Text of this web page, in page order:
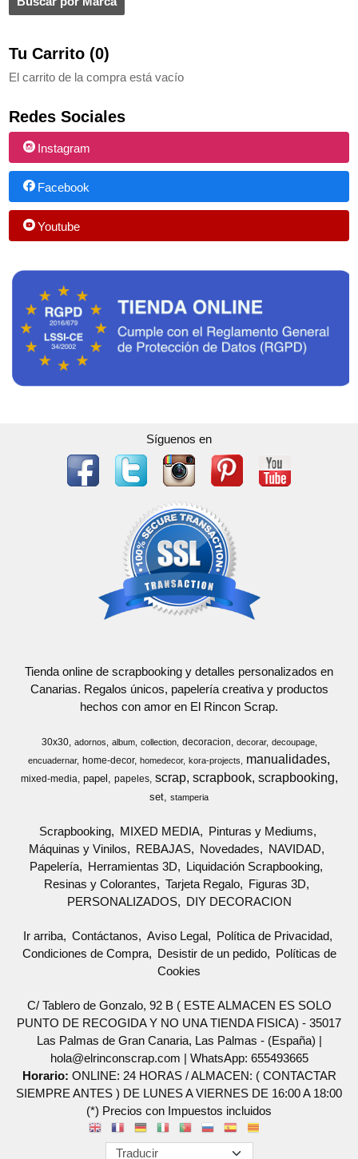
Tu Carrito (0)
El carrito de la compra está vacío
Redes Sociales
Instagram
Facebook
Youtube
Síguenos en
Tienda online de scrapbooking y detalles personalizados en
Canarias. Regalos únicos, papelería creativa y productos
hechos con amor en El Rincon Scrap.
30x30 adornos album collection decoracion decorar
decoupage
encuadernar
home-decor homedecor kora-projects manualidades
mixed-media papel papeles scrap scrapbook scrapbooking
set stamperia
Scrapbooking MIXED MEDIA
Pinturas y Mediums
Máquinas y Vinilos
REBAJAS Novedades
NAVIDAD
Papelería
Herramientas 3D
Liquidación Scrapbooking
Resinas y Colorantes
Tarjeta Regalo
Figuras 3D
PERSONALIZADOS
DIY DECORACION
Ir arriba Contáctanos Aviso Legal
Política de Privacidad
Condiciones de Compra
Desistir de un pedido
Políticas de
Cookies
C/ Tablero de Gonzalo, 92 B ( ESTE ALMACEN ES SOLO
PUNTO DE RECOGIDA Y NO UNA TIENDA FISICA) - 35017
Las Palmas de Gran Canaria, Las Palmas - (España) |
hola@elrinconscrap.com | WhatsApp: 655493665
Horario: ONLINE: 24 HORAS / ALMACEN: ( CONTACTAR
SIEMPRE ANTES ) DE LUNES A VIERNES DE 16:00 A 18:00
(*) Precios con Impuestos incluidos